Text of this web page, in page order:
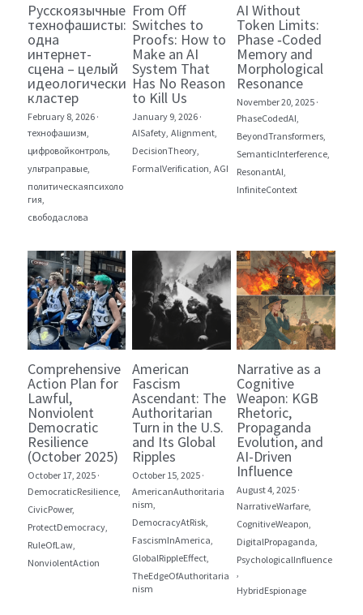
Русскоязычные
технофашисты:
одна
интернет-
сцена – целый
идеологический
кластер
February 8, 2026 ·
технофашизм,
цифровойконтроль,
ультраправые,
политическаяпсихоло
гия,
свободаслова
From Off
Switches to
Proofs: How to
Make an AI
System That
Has No Reason
to Kill Us
January 9, 2026 ·
AISafety, Alignment,
DecisionTheory,
FormalVerification, AGI
AI Without
Token Limits:
Phase ‑Coded
Memory and
Morphological
Resonance
November 20, 2025 ·
PhaseCodedAI,
BeyondTransformers,
SemanticInterference,
ResonantAI,
InfiniteContext
Comprehensive
Action Plan for
Lawful,
Nonviolent
Democratic
Resilience
(October 2025)
October 17, 2025 ·
DemocraticResilience,
CivicPower,
ProtectDemocracy,
RuleOfLaw,
NonviolentAction
American
Fascism
Ascendant: The
Authoritarian
Turn in the U.S.
and Its Global
Ripples
October 15, 2025 ·
AmericanAuthoritaria
nism,
DemocracyAtRisk,
FascismInAmerica,
GlobalRippleEffect,
TheEdgeOfAuthoritaria
nism
Narrative as a
Cognitive
Weapon: KGB
Rhetoric,
Propaganda
Evolution, and
AI-Driven
Influence
August 4, 2025 ·
NarrativeWarfare,
CognitiveWeapon,
DigitalPropaganda,
PsychologicalInfluence
HybridEspionage